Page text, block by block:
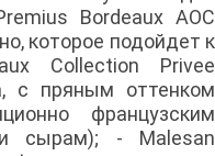
Bordeaux AOC
которое подойдет к
Collection Privee
с пряным оттенком
французским
сырам); - Malesan